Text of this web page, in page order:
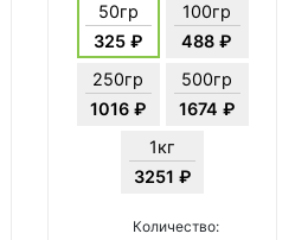
50гр
325 ₽
100гр
488 ₽
250гр
1016 ₽
500гр
1674 ₽
1кг
3251 ₽
Количество: